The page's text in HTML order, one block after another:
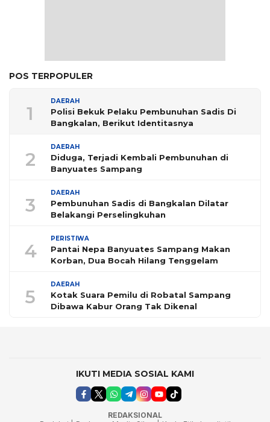
POS TERPOPULER
1
DAERAH
Polisi Bekuk Pelaku Pembunuhan Sadis Di
Bangkalan, Berikut Identitasnya
2
DAERAH
Diduga, Terjadi Kembali Pembunuhan di
Banyuates Sampang
3
DAERAH
Pembunuhan Sadis di Bangkalan Dilatar
Belakangi Perselingkuhan
4
PERISTIWA
Pantai Nepa Banyuates Sampang Makan
Korban, Dua Bocah Hilang Tenggelam
5
DAERAH
Kotak Suara Pemilu di Robatal Sampang
Dibawa Kabur Orang Tak Dikenal
IKUTI MEDIA SOSIAL KAMI
REDAKSIONAL